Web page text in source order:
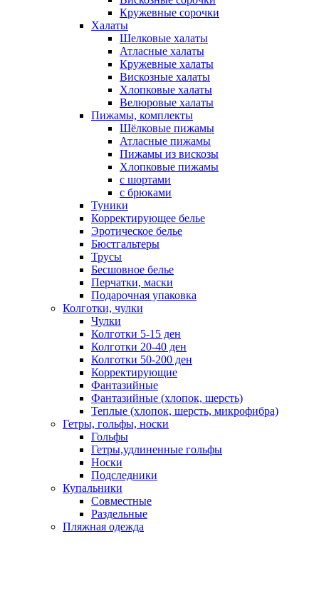
Кружевные сорочки
Халаты
Шелковые халаты
Атласные халаты
Кружевные халаты
Вискозные халаты
Хлопковые халаты
Велюровые халаты
Пижамы, комплекты
Шёлковые пижамы
Атласные пижамы
Пижамы из вискозы
Хлопковые пижамы
с шортами
с брюками
Туники
Корректирующее белье
Эротическое белье
Бюстгальтеры
Трусы
Бесшовное белье
Перчатки, маски
Подарочная упаковка
Колготки, чулки
Чулки
Колготки 5-15 ден
Колготки 20-40 ден
Колготки 50-200 ден
Корректирующие
Фантазийные
Фантазийные (хлопок, шерсть)
Теплые (хлопок, шерсть, микрофибра)
Гетры, гольфы, носки
Гольфы
Гетры,удлиненные гольфы
Носки
Подследники
Купальники
Совместные
Раздельные
Пляжная одежда